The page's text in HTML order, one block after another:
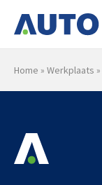
Home » Werkplaats »